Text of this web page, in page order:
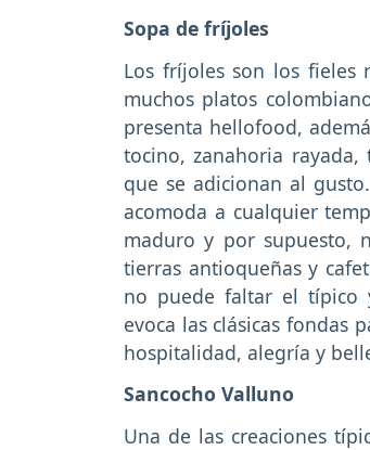
Sopa de fríjoles
Los fríjoles son los fieles
muchos platos
presenta hellofood,
tocino, zanahoria
que se adicionan al
acomoda a cualquier
maduro y por supuesto,
tierras antioqueñas y
no puede faltar el típico
evoca las clásicas fondas
hospitalidad, alegría y
Sancocho Valluno
Una de las creaciones